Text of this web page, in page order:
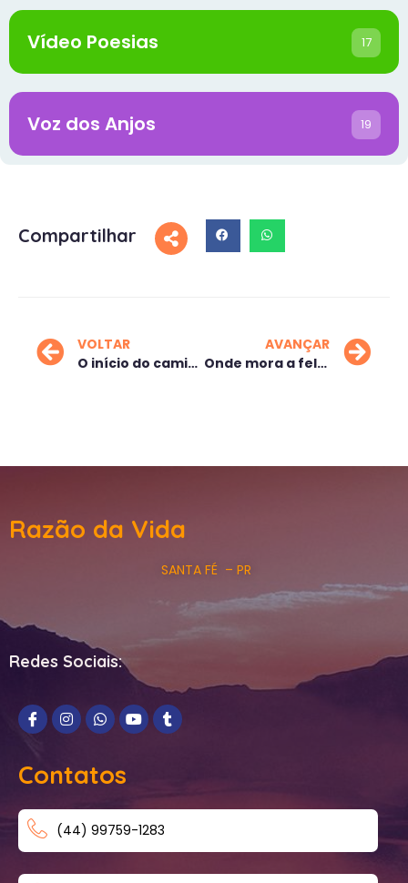
Vídeo Poesias 17
Voz dos Anjos 19
Compartilhar
VOLTAR
O início do caminho da vida
AVANÇAR
Onde mora a felicidade?
Razão da Vida
SANTA FÉ – PR
Redes Sociais:
Contatos
(44) 99759-1283